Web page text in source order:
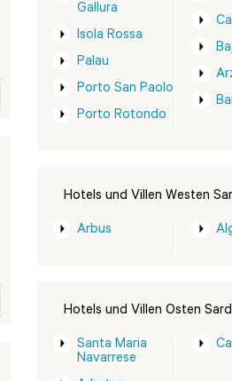
Gallura
Isola Rossa
Palau
Porto San Paolo
Porto Rotondo
Hotels und Villen Westen
Arbus
Hotels und Villen Osten
Santa Maria
Navarrese